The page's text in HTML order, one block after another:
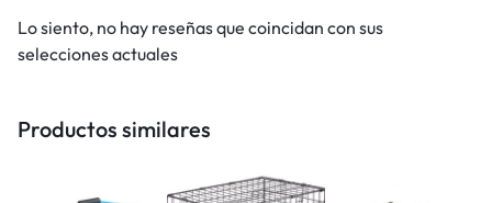
Lo siento, no hay reseñas que coincidan con sus
selecciones actuales
Productos similares